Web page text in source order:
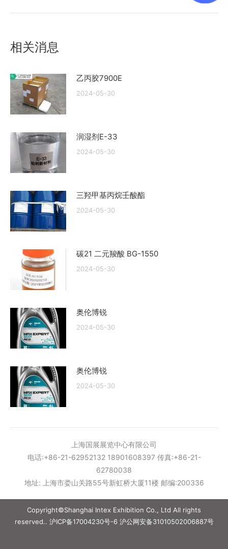
相关消息
乙丙胶7900E
2024-05-30
润湿剂E-33
2024-05-30
三羟甲基丙烷壬酸酯
2024-05-30
碳21 二元羧酸 BG-1550
2024-05-30
奥伦博锐
2024-05-30
奥伦博锐
2024-05-30
上海国展展览中心有限公司
电话:+86-21-62952132 18901608397 传真:+86-21-
62780038
地址: 上海市娄山关路55号新虹桥大厦11楼 邮编:200336
Copyright©Shanghai Intex Exhibition Co., Ltd All rights
reserved.. 沪ICP备17004230号-6沪公网安备31010502006887号